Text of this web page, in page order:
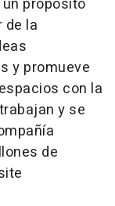
propósito
la
y promueve
con la
y se
de